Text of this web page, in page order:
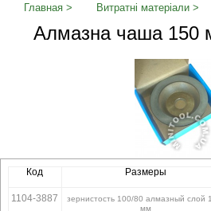
Главная Витратні матеріали
(Полтава)
Алмазна чаша 150
Код Размеры
1104-3887
зернистость 100/80 алмазный слой
мм